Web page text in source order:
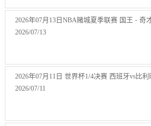
2026年07月13日NBA赌城夏季联赛 国王 - 奇
2026/07/13
2026年07月11日 世界杯1/4决赛 西班牙vs比
2026/07/11